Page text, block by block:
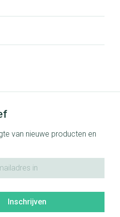
van nieuwe producten en
Inschrijven